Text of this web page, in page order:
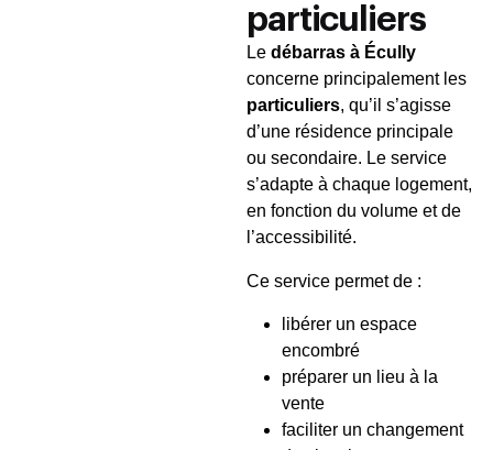
particuliers
Le débarras à Écully
concerne principalement les
particuliers, qu’il s’agisse
d’une résidence principale
ou secondaire. Le service
s’adapte à chaque logement,
en fonction du volume et de
l’accessibilité.
Ce service permet de :
libérer un espace
encombré
préparer un lieu à la
vente
faciliter un changement